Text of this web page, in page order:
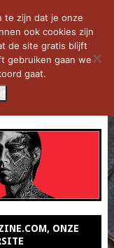
ONZE
te zijn dat je onze
ook cookies zijn
de site gratis blijft
gebruiken gaan we
gaat.